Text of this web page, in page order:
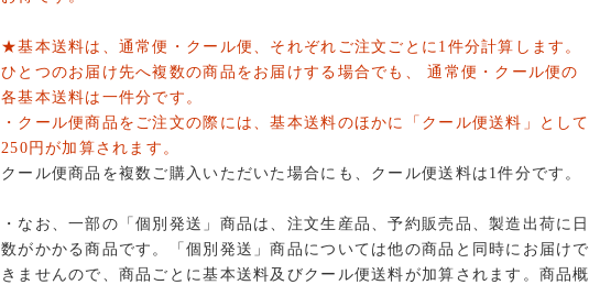
★基本送料は、通常便・クール便、それぞれご注文ごとに1件分計算します。
ひとつのお届け先へ複数の商品をお届けする場合でも、 通常便・クール便の
各基本送料は一件分です。
・クール便商品をご注文の際には、基本送料のほかに「クール便送料」として
250円が加算されます。
クール便商品を複数ご購入いただいた場合にも、クール便送料は1件分です。
・なお、一部の「個別発送」商品は、注文生産品、予約販売品、製造出荷に日
数がかかる商品です。「個別発送」商品については他の商品と同時にお届けで
きませんので、商品ごとに基本送料及びクール便送料が加算されます。商品概